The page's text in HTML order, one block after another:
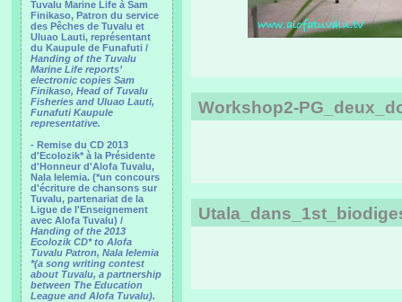
Tuvalu Marine Life à Sam
Finikaso, Patron du service
des Pêches de Tuvalu et
Uluao Lauti, représentant
du Kaupule de Funafuti /
Handing of the Tuvalu
Marine Life reports’
electronic copies Sam
Finikaso, Head of Tuvalu
Fisheries and Uluao Lauti,
Funafuti Kaupule
representative.
- Remise du CD 2013
d'Ecolozik* à la Présidente
d'Honneur d'Alofa Tuvalu,
Nala Ielemia. (*un concours
d'écriture de chansons sur
Tuvalu, partenariat de la
Ligue de l'Enseignement
avec Alofa Tuvalu) /
Handing of the 2013
Ecolozik CD* to Alofa
Tuvalu Patron, Nala Ielemia
*(a song writing contest
about Tuvalu, a partnership
between The Education
League and Alofa Tuvalu).
Workshop2-